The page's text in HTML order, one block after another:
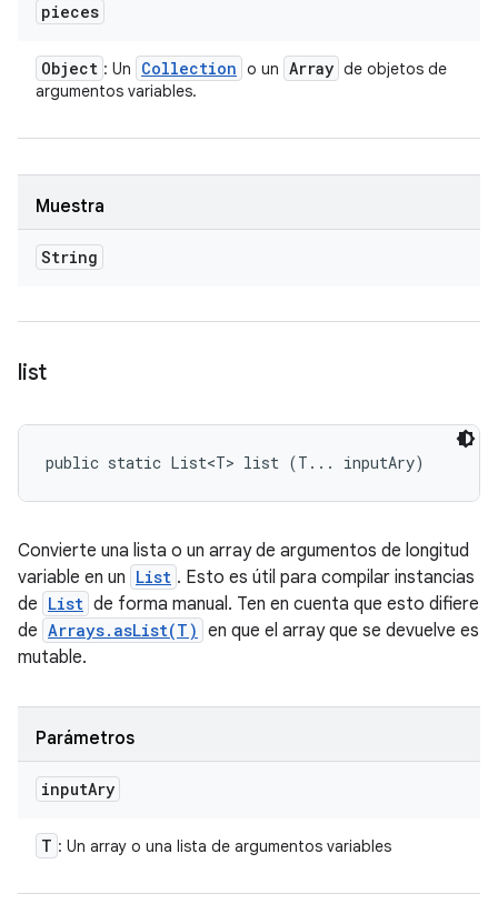
pieces
Object : Un Collection o un Array de objetos de
argumentos variables.
Muestra
String
list
public static List<T> list (T... inputAry)
Convierte una lista o un array de argumentos de longitud
variable en un List . Esto es útil para compilar instancias
de List de forma manual. Ten en cuenta que esto difiere
de Arrays.asList(T) en que el array que se devuelve es
mutable.
Parámetros
inputAry
T : Un array o una lista de argumentos variables